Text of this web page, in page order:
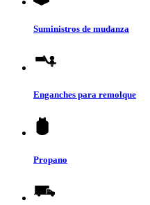
Suministros de mudanza
Enganches para remolque
Propano